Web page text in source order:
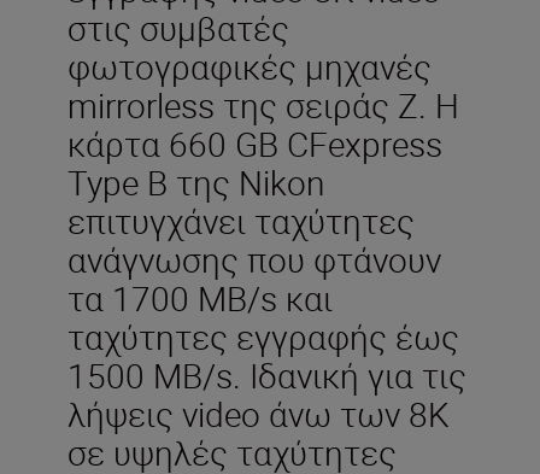
στις συμβατές
φωτογραφικές μηχανές
mirrorless της σειράς Z. Η
κάρτα 660 GB CFexpress
Type B της Nikon
επιτυγχάνει ταχύτητες
ανάγνωσης που φτάνουν
τα 1700 MB/s και
ταχύτητες εγγραφής έως
1500 MB/s. Ιδανική για τις
λήψεις video άνω των 8K
σε υψηλές ταχύτητες